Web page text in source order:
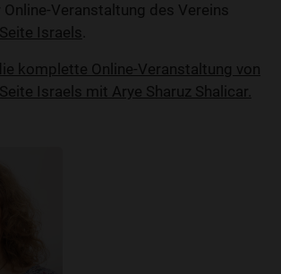
Veranstaltung des Vereins
Israels
komplette Online-Veranstaltung von
Israels mit Arye Sharuz Shalicar.